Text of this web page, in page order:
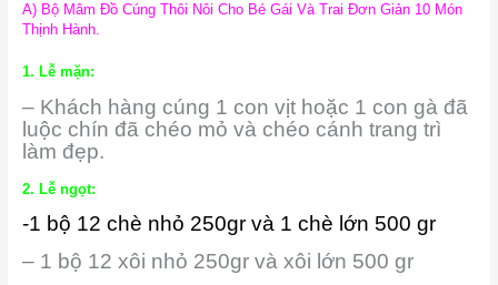
A) Bộ Mâm Đồ Cúng Thôi Nôi Cho Bé Gái Và Trai Đơn Giản 10 Món
Thịnh Hành.
1. Lễ mặn:
– Khách hàng cúng 1 con vịt hoặc 1 con gà đã
luộc chín đã chéo mỏ và chéo cánh trang trì
làm đẹp.
2. Lễ ngọt:
-1 bộ 12 chè nhỏ 250gr và 1 chè lớn 500 gr
– 1 bộ 12 xôi nhỏ 250gr và xôi lớn 500 gr